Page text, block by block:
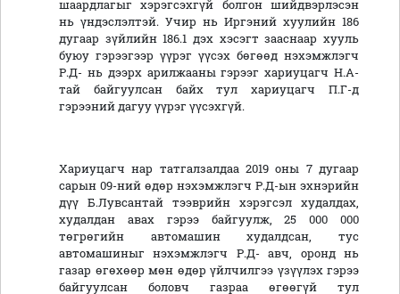
шаардлагыг хэрэгсэхгүй болгон шийдвэрлэсэн
нь үндэслэлтэй. Учир нь Иргэний хуулийн 186
дугаар зүйлийн 186.1 дэх хэсэгт зааснаар хууль
буюу гэрээгээр үүрэг үүсэх бөгөөд нэхэмжлэгч
Р.Д- нь дээрх арилжааны гэрээг хариуцагч Н.А-
тай байгуулсан байх тул хариуцагч П.Г-д
гэрээний дагуу үүрэг үүсэхгүй.
Хариуцагч нар татгалзалдаа 2019 оны 7 дугаар
сарын 09-ний өдөр нэхэмжлэгч Р.Д-ын эхнэрийн
дүү Б.Лувсантай тээврийн хэрэгсэл худалдах,
худалдан авах гэрээ байгуулж, 25 000 000
төгрөгийн автомашин худалдсан, тус
автомашиныг нэхэмжлэгч Р.Д- авч, оронд нь
газар өгөхөөр мөн өдөр үйлчилгээ үзүүлэх гэрээ
байгуулсан боловч газраа өгөөгүй тул